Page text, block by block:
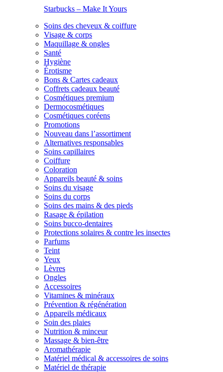
Starbucks – Make It Yours
Soins des cheveux & coiffure
Visage & corps
Maquillage & ongles
Santé
Hygiène
Érotisme
Bons & Cartes cadeaux
Coffrets cadeaux beauté
Cosmétiques premium
Dermocosmétiques
Cosmétiques coréens
Promotions
Nouveau dans l’assortiment
Alternatives responsables
Soins capillaires
Coiffure
Coloration
Appareils beauté & soins
Soins du visage
Soins du corps
Soins des mains & des pieds
Rasage & épilation
Soins bucco-dentaires
Protections solaires & contre les insectes
Parfums
Teint
Yeux
Lèvres
Ongles
Accessoires
Vitamines & minéraux
Prévention & régénération
Appareils médicaux
Soin des plaies
Nutrition & minceur
Massage & bien-être
Aromathérapie
Matériel médical & accessoires de soins
Matériel de thérapie